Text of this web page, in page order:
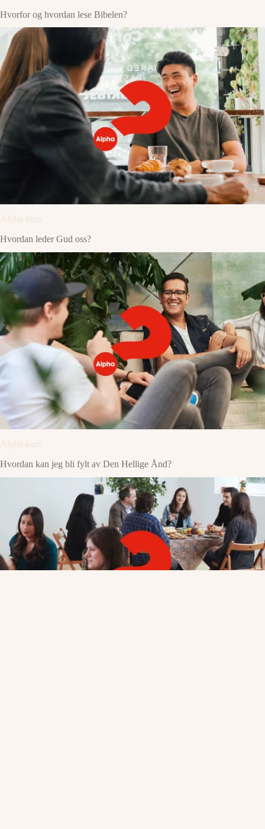
Hvorfor og hvordan lese Bibelen?
Alpha-kurs
Hvordan leder Gud oss?
Alpha-kurs
Hvordan kan jeg bli fylt av Den Hellige Ånd?